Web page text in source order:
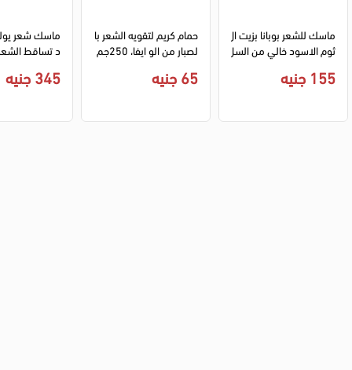
ماسك للشعر بوبانا بزيت ال
ثوم الاسود خالي من السل
155 جنيه
حمام كريم لتقويه الشعر با
لصبار من الو ايفا، 250جم
65 جنيه
ماسك شعر
د تساقط الشعر،
345 جنيه